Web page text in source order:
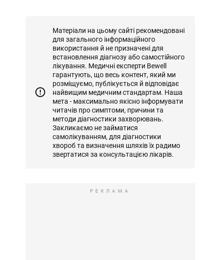
Матеріали на цьому сайті рекомендовані
для загального інформаційного
використання й не призначені для
встановлення діагнозу або самостійного
лікування. Медичні експерти Bewell
гарантують, що весь контент, який ми
розміщуємо, публікується й відповідає
найвищим медичним стандартам. Наша
мета - максимально якісно інформувати
читачів про симптоми, причини та
методи діагностики захворювань.
Закликаємо не займатися
самолікуванням, для діагностики
хвороб та визначення шляхів їх радимо
звертатися за консультацією лікарів.
РЕКЛАМА